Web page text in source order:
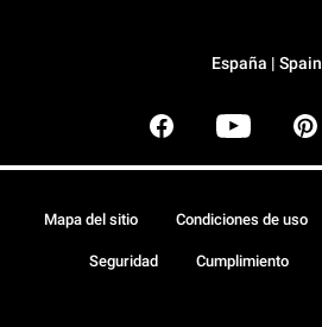
España | Spain
Mapa del sitio Condiciones de uso
Seguridad Cumplimiento